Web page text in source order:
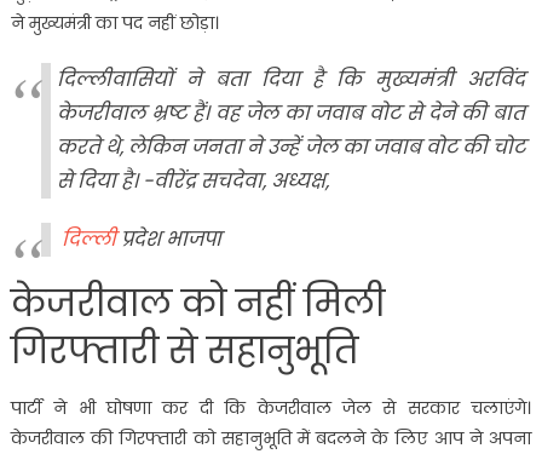
ने मुख्यमंत्री का पद नहीं छोड़ा।
दिल्लीवासियों ने बता दिया है कि मुख्यमंत्री अरविंद
केजरीवाल भ्रष्ट हैं। वह जेल का जवाब वोट से देने की बात
करते थे, लेकिन जनता ने उन्हें जेल का जवाब वोट की चोट
से दिया है। -वीरेंद्र सचदेवा, अध्यक्ष,
दिल्लीप्रदेश भाजपा
केजरीवाल को नहीं मिली
गिरफ्तारी से सहानुभूति
पार्टी ने भी घोषणा कर दी कि केजरीवाल जेल से सरकार चलाएंगे।
केजरीवाल की गिरफ्तारी को सहानुभूति में बदलने के लिए आप ने अपना